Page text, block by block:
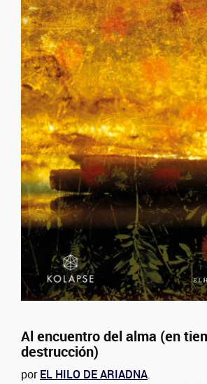
Al encuentro del alma (en
destrucción)
porEL HILO DE ARIADNA.